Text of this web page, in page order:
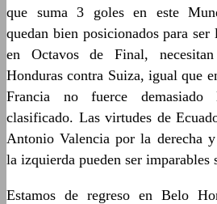
que suma 3 goles en este
quedan bien posicionados para
en Octavos de Final,
Honduras contra Suiza, igual que
Francia no fuerce
clasificado. Las virtudes de
Antonio Valencia por la derecha
la izquierda pueden ser imparables
Estamos de regreso en Belo